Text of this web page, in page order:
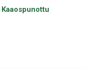
Kaaospunottu